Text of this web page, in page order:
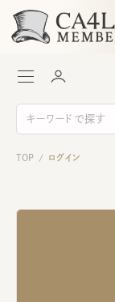
TOP / ログイン